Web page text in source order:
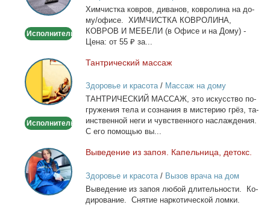
дому/
Исполнитель
Хим­чист­ка ков­ров, ди­ва­нов, ков­ро­ли­на на до­
му/офи­се. ХИМЧИСТКА КОВРОЛИНА,
КОВРОВ И МЕБЕЛИ (в Офи­се и на До­му) -
Це­на: от 55 ₽ за...
Тантрический
массаж
Исполнитель
Тан­три­че­ский мас­саж
Здоровье и красота/ Массаж на дому
ТАНТРИЧЕСКИЙ МАССАЖ, это ис­кус­ство по­
гру­же­ния те­ла и со­зна­ния в ми­сте­рию грёз, та­
ин­ствен­ной неги и чув­ствен­но­го на­сла­жде­ния.
С его по­мо­щью вы...
Выведение
из
запоя.
Капельница,
Вы­ве­де­ние из за­поя. Ка­пель­ни­ца, де­токс.
Здоровье и красота/ Вызов врача на дом
Вы­ве­де­ние из за­поя лю­бой дли­тель­но­сти. Ко­
ди­ро­ва­ние. Сня­тие нар­ко­ти­че­ской лом­ки.